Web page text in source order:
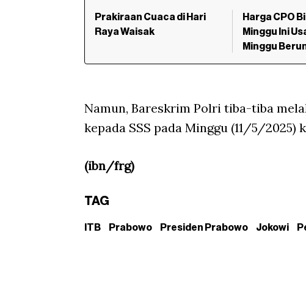
Prakiraan Cuaca di Hari
Raya Waisak
Harga CPO
Minggu Ini
Minggu
Namun, Bareskrim Polri tiba-tiba
kepada SSS pada Minggu (11/5/2025)
(ibn/frg)
TAG
ITB Prabowo Presiden Prabowo Jokowi